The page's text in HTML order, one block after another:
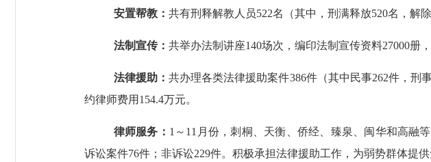
安置帮教： 共有刑释解教人员522名（其中，刑满释放520名，解
法制宣传： 共举办法制讲座140场次，编印法制宣传资料27000册
法律援助： 共办理各类法律援助案件386件（其中民事262件，刑
约律师费用 154.4万元。
律师服务： 1 ～ 11 月份，刺桐、天衡、侨经、臻泉、闽华和高融等
诉讼案件76件；非诉讼229件。积极承担法律援助工作，为弱势群体提